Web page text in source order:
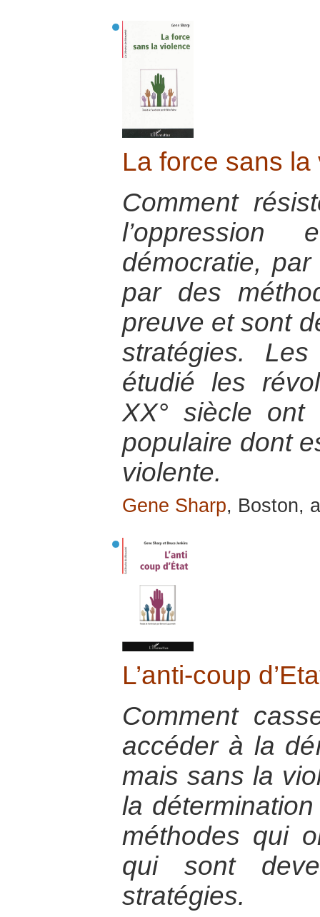
La force sans la
Comment
démocratie,
par des
preuve et sont
stratégies.
étudié les
XX° siècle ont
populaire dont
violente.
Gene Sharp, Boston,
L’anti-coup
Comment
accéder à la
mais sans la
la
méthodes qui
qui sont
stratégies.